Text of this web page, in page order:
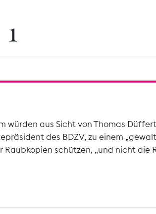
1
würden aus Sicht von Thomas
des BDZV, zu einem
schützen, „und nicht die